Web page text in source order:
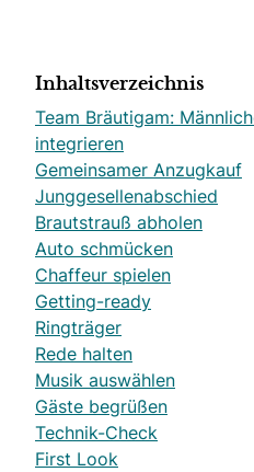
Inhaltsverzeichnis
Team Bräutigam:
integrieren
Gemeinsamer Anzugkauf
Junggesellenabschied
Brautstrauß abholen
Auto schmücken
Chaffeur spielen
Getting-ready
Ringträger
Rede halten
Musik auswählen
Gäste begrüßen
Technik-Check
First Look